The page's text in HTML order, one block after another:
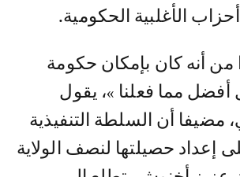
الأغلبية الحكومية.
أنه كان بإمكان حكومة
مما فعلنا »، يقول
أن السلطة التنفيذية
إعداد حصيلتها لنصف الولاية